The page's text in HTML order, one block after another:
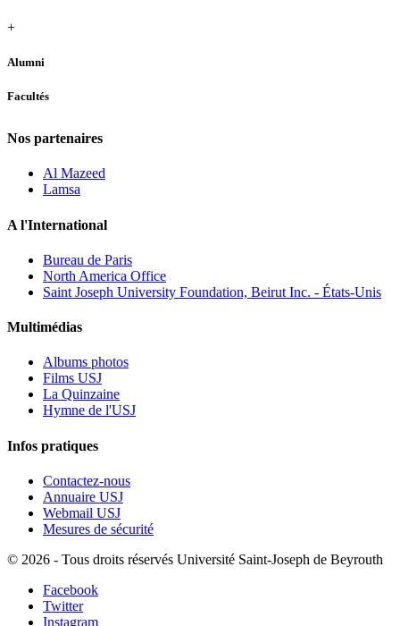
+
Alumni
Facultés
Nos partenaires
Al Mazeed
Lamsa
A l'International
Bureau de Paris
North America Office
Saint Joseph University Foundation, Beirut Inc. - États-Unis
Multimédias
Albums photos
Films USJ
La Quinzaine
Hymne de l'USJ
Infos pratiques
Contactez-nous
Annuaire USJ
Webmail USJ
Mesures de sécurité
© 2026 - Tous droits réservés Université Saint-Joseph de Beyrouth
Facebook
Twitter
Instagram